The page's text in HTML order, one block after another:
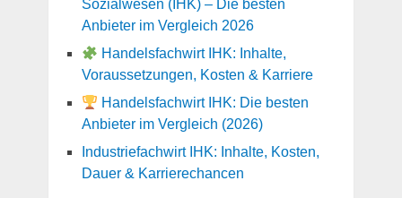
Sozialwesen (IHK) – Die besten
Anbieter im Vergleich 2026
Handelsfachwirt IHK: Inhalte,
Voraussetzungen, Kosten & Karriere
Handelsfachwirt IHK: Die besten
Anbieter im Vergleich (2026)
Industriefachwirt IHK: Inhalte, Kosten,
Dauer & Karrierechancen